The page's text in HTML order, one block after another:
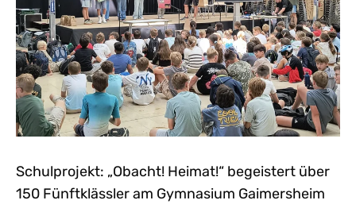
Schulprojekt: „Obacht! Heimat!“ begeistert über
150 Fünftklässler am Gymnasium Gaimersheim